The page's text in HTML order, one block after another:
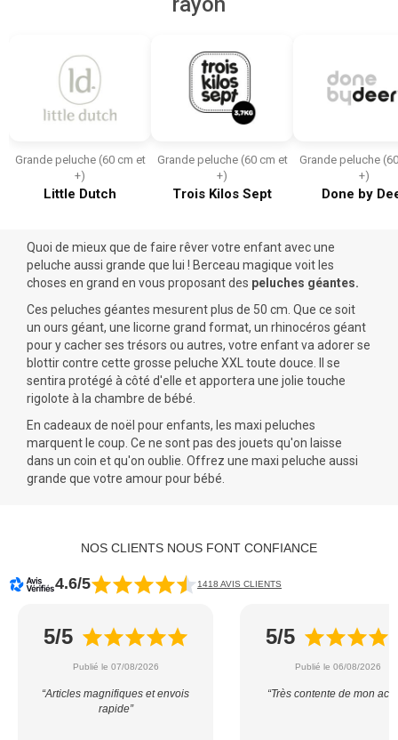
Grande peluche (60 cm et
+)
Little Dutch
Grande peluche (60 cm et
+)
Trois Kilos Sept
Grande peluche
+)
Done by
Quoi de mieux que de faire rêver votre enfant avec une
peluche aussi grande que lui ! Berceau magique voit les
choses en grand en vous proposant des peluches géantes.
Ces peluches géantes mesurent plus de 50 cm. Que ce soit
un ours géant, une licorne grand format, un rhinocéros géant
pour y cacher ses trésors ou autres, votre enfant va adorer se
blottir contre cette grosse peluche XXL toute douce. Il se
sentira protégé à côté d'elle et apportera une jolie touche
rigolote à la chambre de bébé.
En cadeaux de noël pour enfants, les maxi peluches
marquent le coup. Ce ne sont pas des jouets qu'on laisse
dans un coin et qu'on oublie. Offrez une maxi peluche aussi
grande que votre amour pour bébé.
NOS CLIENTS NOUS FONT CONFIANCE
4.6/5 1418 AVIS CLIENTS
5/5
Publié le 07/08/2026
“Articles magnifiques et envois
rapide”
5/5
Publié le 06/08/2026
“Très contente de mon